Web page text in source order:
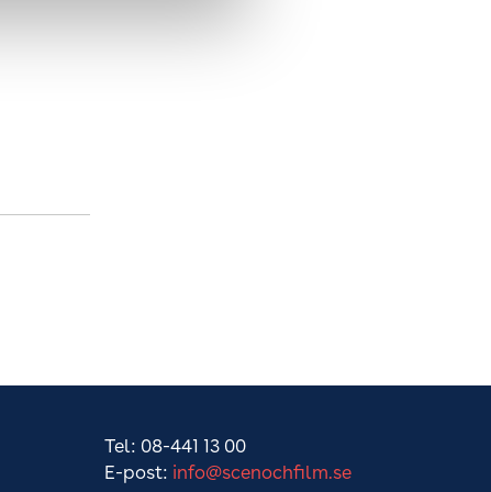
Tel: 08-441 13 00
E-post: info@scenochfilm.se